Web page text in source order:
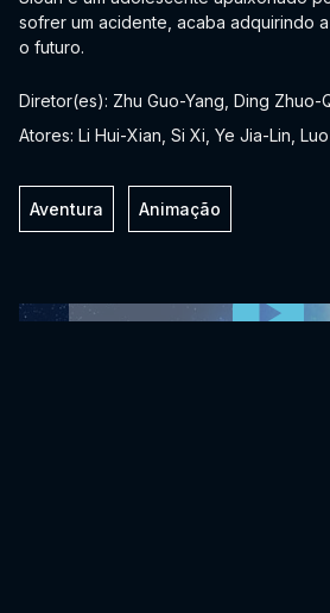
sofrer um acidente, acaba adquirindo
o futuro.
Diretor(es): Zhu Guo-Yang, Ding Zhuo-
Atores: Li Hui-Xian, Si Xi, Ye Jia-Lin,
Aventura Animação